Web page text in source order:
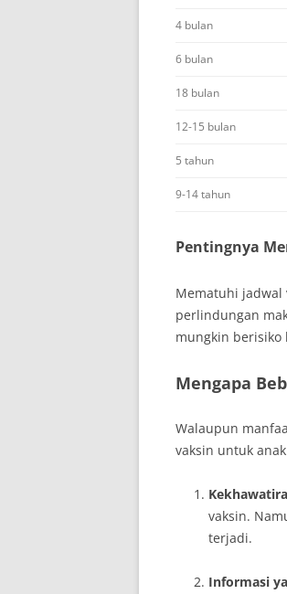
4 bulan
6 bulan
18 bulan
12-15 bulan
5 tahun
9-14 tahun
Pentingnya
Mematuhi jadwal
perlindungan
mungkin
Mengapa
Walaupun
vaksin untuk
vaksin.
terjadi.
Informasi